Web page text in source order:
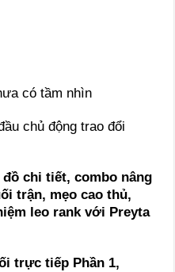
có tầm nhìn
chủ động trao đổi
đồ chi tiết, combo nâng
trận, mẹo cao thủ,
leo rank với Preyta
trực tiếp Phần 1,